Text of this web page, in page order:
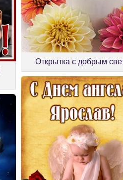
Открытка с добрым